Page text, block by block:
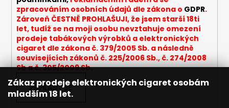
Zákaz prodeje elektronických cigaret osobám
mladším 18 let.
v
k
y
v
ý
p
s
zpracováním osobních údajů dle zákona o GDPR.
Zároveň ČESTNĚ PROHLAŠUJI, že jsem starší 18ti
let, tudíž se na moji osobu nevztahuje omezení
prodeje tabákových výrobků a elektronických
cigaret dle zákona č. 379/2005 Sb. a následně
souvisejících zákonů č. 225/2006 Sb., č. 274/2008
Sb a č. 305/2009 Sb.
PŘIHLÁSIT SE